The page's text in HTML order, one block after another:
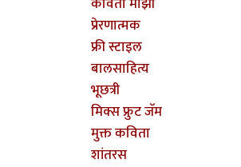
प्रेरणात्मक
फ्री स्टाइल
बालसाहित्य
भूछत्री
मिक्स फ्रुट जॅम
मुक्त कविता
शांतरस